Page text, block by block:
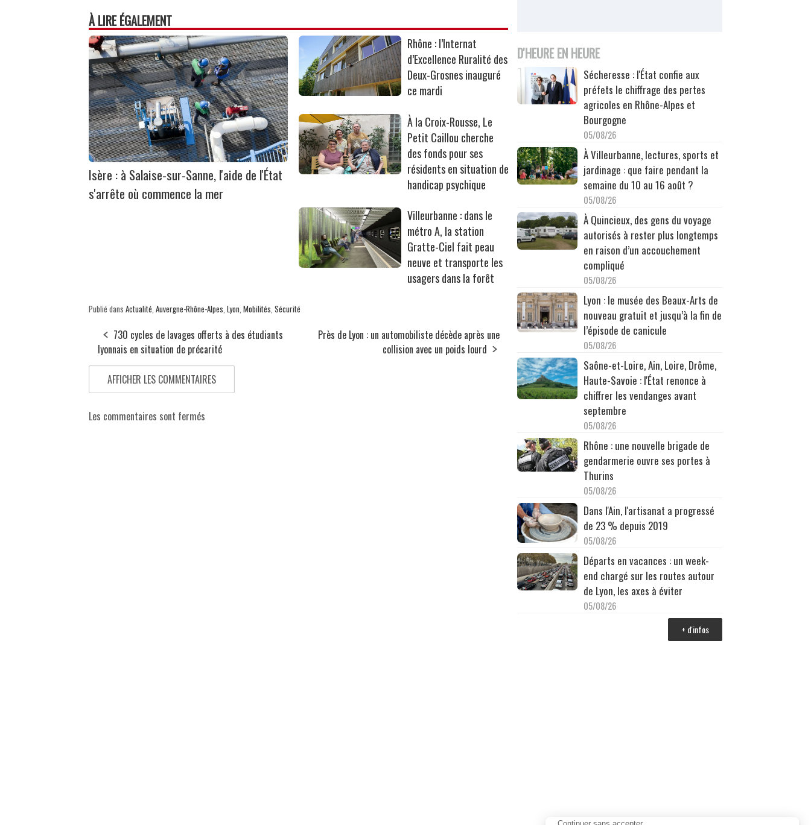
À LIRE ÉGALEMENT
Isère : à Salaise-sur-Sanne, l'aide de l'État
s'arrête où commence la mer
Rhône : l’Internat
d’Excellence Ruralité des
Deux-Grosnes inauguré
ce mardi
À la Croix-Rousse, Le
Petit Caillou cherche
des fonds pour ses
résidents en situation de
handicap psychique
Villeurbanne : dans le
métro A, la station
Gratte-Ciel fait peau
neuve et transporte les
usagers dans la forêt
Publié dans Actualité Auvergne-Rhône-Alpes Lyon Mobilités Sécurité
730 cycles de lavages offerts à des étudiants
lyonnais en situation de précarité
Près de Lyon : un automobiliste décède après une
collision avec un poids lourd
AFFICHER LES COMMENTAIRES
Les commentaires sont fermés
D'HEURE EN HEURE
Sécheresse : l'État confie aux
préfets le chiffrage des pertes
agricoles en Rhône-Alpes et
Bourgogne
05/08/26
À Villeurbanne, lectures, sports et
jardinage : que faire pendant la
semaine du 10 au 16 août ?
05/08/26
À Quincieux, des gens du voyage
autorisés à rester plus longtemps
en raison d’un accouchement
compliqué
05/08/26
Lyon : le musée des Beaux-Arts de
nouveau gratuit et jusqu’à la fin de
l’épisode de canicule
05/08/26
Saône-et-Loire, Ain, Loire, Drôme,
Haute-Savoie : l'État renonce à
chiffrer les vendanges avant
septembre
05/08/26
Rhône : une nouvelle brigade de
gendarmerie ouvre ses portes à
Thurins
05/08/26
Dans l'Ain, l'artisanat a progressé
de 23 % depuis 2019
05/08/26
Départs en vacances : un week-
end chargé sur les routes autour
de Lyon, les axes à éviter
05/08/26
+ d'infos